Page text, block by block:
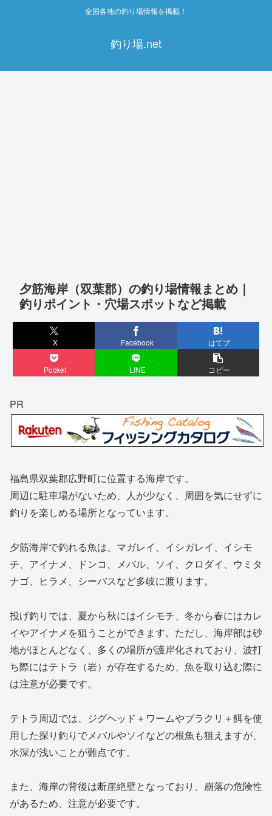
全国各地の釣り場情報を掲載！
釣り場.net
夕筋海岸（双葉郡）の釣り場情報まとめ｜
釣りポイント・穴場スポットなど掲載
X Facebook はてブ
Pocket LINE コピー
PR
福島県双葉郡広野町に位置する海岸です。
周辺に駐車場がないため、人が少なく、周囲を気にせずに
釣りを楽しめる場所となっています。
夕筋海岸で釣れる魚は、マガレイ、イシガレイ、イシモ
チ、アイナメ、ドンコ、メバル、ソイ、クロダイ、ウミタ
ナゴ、ヒラメ、シーバスなど多岐に渡ります。
投げ釣りでは、夏から秋にはイシモチ、冬から春にはカレ
イやアイナメを狙うことができます。ただし、海岸部は砂
地がほとんどなく、多くの場所が護岸化されており、波打
ち際にはテトラ（岩）が存在するため、魚を取り込む際に
は注意が必要です。
テトラ周辺では、ジグヘッド＋ワームやブラクリ＋餌を使
用した探り釣りでメバルやソイなどの根魚も狙えますが、
水深が浅いことが難点です。
また、海岸の背後は断崖絶壁となっており、崩落の危険性
があるため、注意が必要です。